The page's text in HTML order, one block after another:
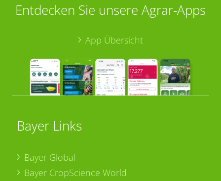
Entdecken Sie unsere Agrar-Apps
App Übersicht
Bayer Links
Bayer Global
Bayer CropScience World